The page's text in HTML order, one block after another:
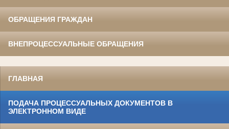
ОБРАЩЕНИЯ ГРАЖДАН
ВНЕПРОЦЕССУАЛЬНЫЕ ОБРАЩЕНИЯ
ГЛАВНАЯ
ПОДАЧА ПРОЦЕССУАЛЬНЫХ ДОКУМЕНТОВ В
ЭЛЕКТРОННОМ ВИДЕ